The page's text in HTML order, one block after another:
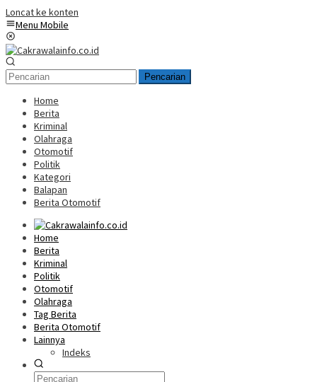
Loncat ke konten
Menu Mobile
Pencarian
Home
Berita
Kriminal
Olahraga
Otomotif
Politik
Kategori
Balapan
Berita Otomotif
Home
Berita
Kriminal
Politik
Otomotif
Olahraga
Tag Berita
Berita Otomotif
Lainnya
Indeks